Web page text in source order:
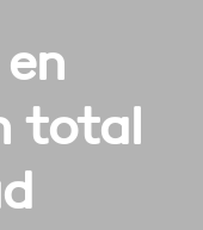
total